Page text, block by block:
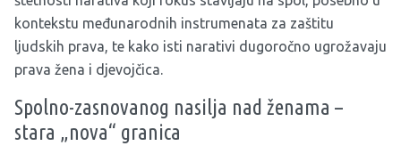
kontekstu međunarodnih instrumenata za zaštitu
ljudskih prava, te kako isti narativi dugoročno ugrožavaju
prava žena i djevojčica.
Spolno-zasnovanog nasilja nad ženama –
stara „nova“ granica